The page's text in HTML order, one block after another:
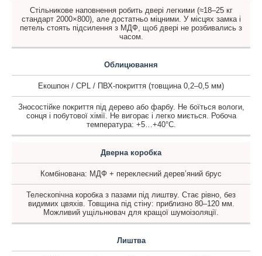
Стільникове наповнення робить двері легкими (≈18–25 кг
стандарт 2000×800), але достатньо міцними. У місцях замка і
петель стоять підсилення з МДФ, щоб двері не розбивались з
часом.
Облицювання
Екошпон / CPL / ПВХ-покриття (товщина 0,2–0,5 мм)
Зносостійке покриття під дерево або фарбу. Не боїться вологи,
сонця і побутової хімії. Не вигорає і легко миється. Робоча
температура: +5…+40°C.
Дверна коробка
Комбінована: МДФ + переклеєний дерев’яний брус
Телескопічна коробка з пазами під лиштву. Стає рівно, без
видимих цвяхів. Товщина під стіну: приблизно 80–120 мм.
Можливий ущільнювач для кращої шумоізоляції.
Лиштва